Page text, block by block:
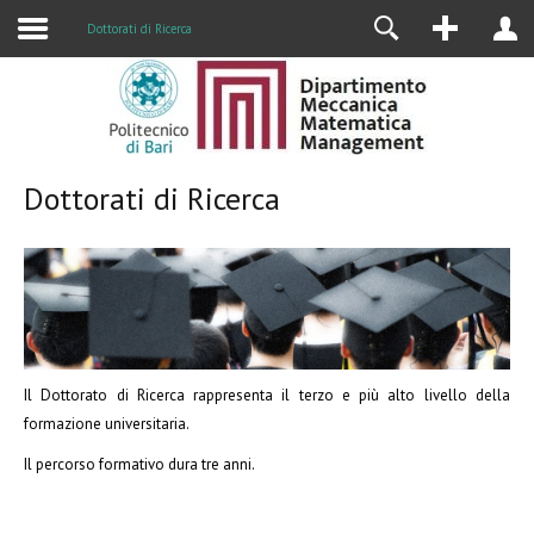
Dottorati di Ricerca
Dottorati di Ricerca
Il Dottorato di Ricerca rappresenta il terzo e più alto livello della
formazione universitaria.
Il percorso formativo dura tre anni.